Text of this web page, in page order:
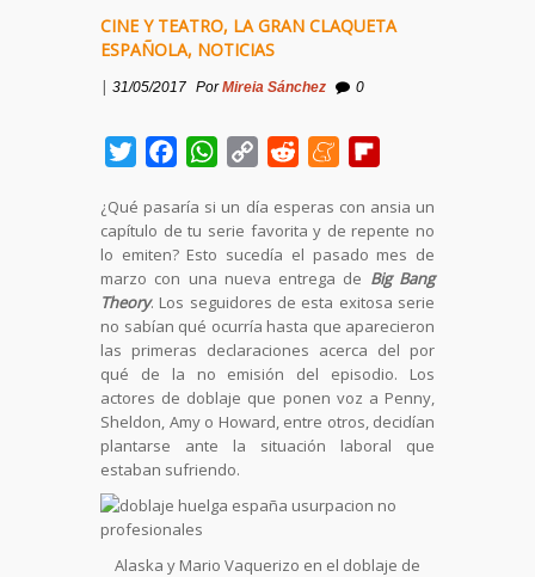
CINE Y TEATRO, LA GRAN CLAQUETA
ESPAÑOLA, NOTICIAS
| 31/05/2017 PorMireia Sánchez 0
TwitterFacebookWhatsApp
Copy
Reddit Meneame
¿Qué pasaría si un día esperas con ansia un
capítulo de tu serie favorita y de repente no
lo emiten? Esto sucedía el pasado mes de
marzo con una nueva entrega de Big Bang
Theory. Los seguidores de esta exitosa serie
no sabían qué ocurría hasta que aparecieron
las primeras declaraciones acerca del por
qué de la no emisión del episodio. Los
actores de doblaje que ponen voz a Penny,
Sheldon, Amy o Howard, entre otros, decidían
plantarse ante la situación laboral que
estaban sufriendo.
Alaska y Mario Vaquerizo en el doblaje de